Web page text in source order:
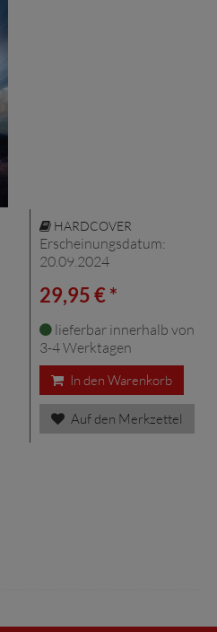
HARDCOVER
Erscheinungsdatum:
20.09.2024
29,95 € *
lieferbar innerhalb von
3-4 Werktagen
In den Warenkorb
Auf den Merkzettel